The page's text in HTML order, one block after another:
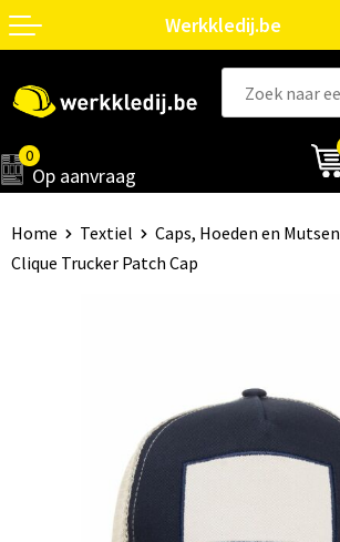
Werkkledij.be
0
Op aanvraag
Home Textiel Caps, Hoeden en Mutsen
Clique Trucker Patch Cap